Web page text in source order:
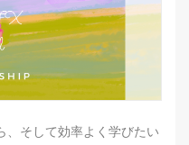
、そして効率よく学びたい